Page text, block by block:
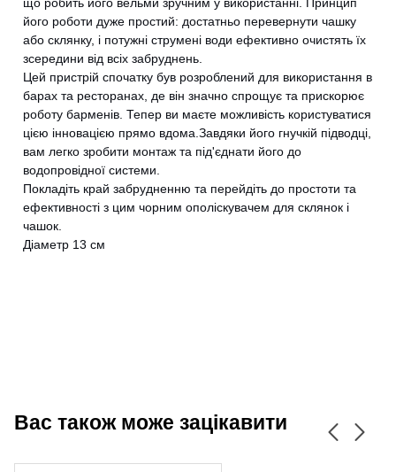
що робить його вельми зручним у використанні. Принцип
його роботи дуже простий: достатньо перевернути чашку
або склянку, і потужні струмені води ефективно очистять їх
зсередини від всіх забруднень.
Цей пристрій спочатку був розроблений для використання в
барах та ресторанах, де він значно спрощує та прискорює
роботу барменів. Тепер ви маєте можливість користуватися
цією інновацією прямо вдома.Завдяки його гнучкій підводці,
вам легко зробити монтаж та під'єднати його до
водопровідної системи.
Покладіть край забрудненню та перейдіть до простоти та
ефективності з цим чорним ополіскувачем для склянок і
чашок.
Діаметр 13 см
Вас також може зацікавити